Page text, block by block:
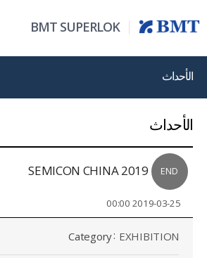
BMT SUPERLOK
الأحداث
الأحداث
END
SEMICON CHINA 2019
2019-03-25 00:00
Category EXHIBITION